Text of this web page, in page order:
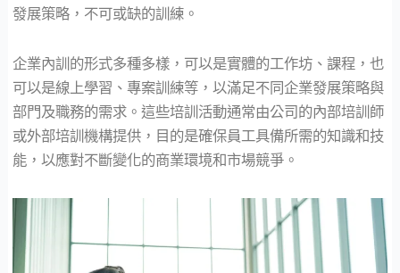
發展策略，不可或缺的訓練。
企業內訓的形式多種多樣，可以是實體的工作坊、課程，也
可以是線上學習、專案訓練等，以滿足不同企業發展策略與
部門及職務的需求。這些培訓活動通常由公司的內部培訓師
或外部培訓機構提供，目的是確保員工具備所需的知識和技
能，以應對不斷變化的商業環境和市場競爭。